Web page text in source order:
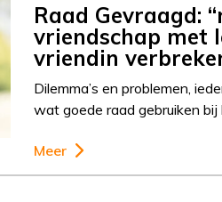
Raad Gevraagd:
vriendschap met
vriendin
Dilemma’s en problemen,
wat goede raad gebruiken bij
Meer